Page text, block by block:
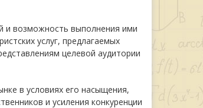
и возможность выполнения ими
услуг, предлагаемых
целевой аудитории
в условиях его насыщения,
и усиления конкуренции